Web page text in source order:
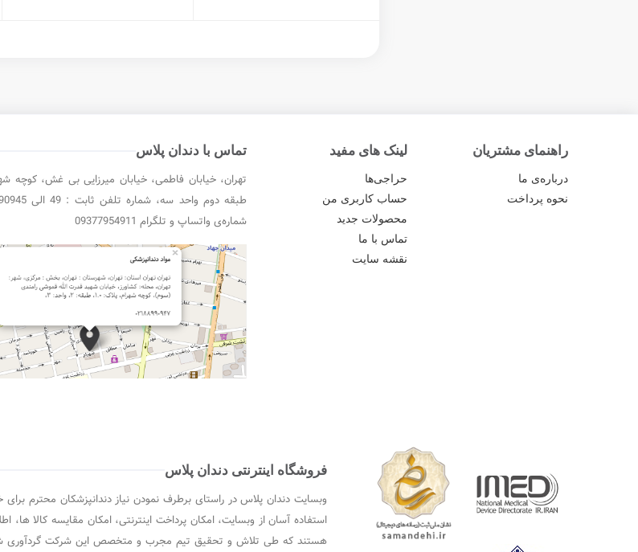
راهنمای مشتریان
درباره‌ی ما
نحوه پرداخت
لینک های مفید
حراجی‌ها
حساب کاربری من
محصولات جدید
تماس با ما
نقشه سایت
تماس با دندان پلاس
شماره‌ی واتساپ و تلگرام 09377954911
فروشگاه اینترنتی دندان پلاس
وبسایت دندان پلاس در راستای برطرف نمودن نیاز دندانپزشکان محترم
استفاده آسان از وبسایت، امکان پرداخت اینترنتی، امکان مقایسه کالا
هستند که طی تلاش و تحقیق تیم مجرب و متخصص این شرکت گردآوری شده